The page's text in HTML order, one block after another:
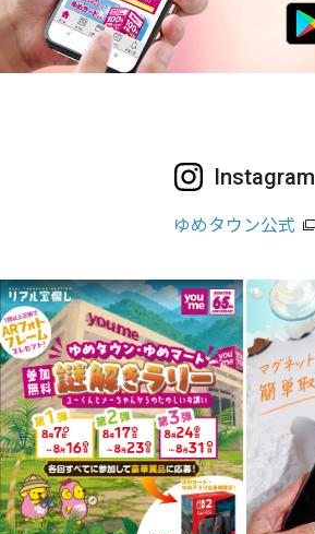
Instagram
ゆめタウン公式